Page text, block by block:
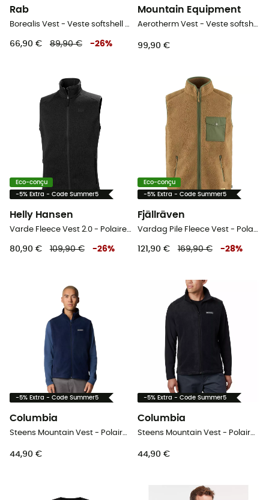
Rab
Borealis Vest - Veste softshell sans manches homme
66,90 € 89,90 € -26%
Mountain Equipment
Aerotherm Vest - Veste softshell sans manches homme
99,90 €
Eco-conçu
-5% Extra - Code Summer5
Helly Hansen
Varde Fleece Vest 2.0 - Polaire sans manches homme
80,90 € 109,90 € -26%
Eco-conçu
-5% Extra - Code Summer5
Fjällräven
Vardag Pile Fleece Vest - Polaire sans manches homme
121,90 € 169,90 € -28%
-5% Extra - Code Summer5
Columbia
Steens Mountain Vest - Polaire sans manches homme
44,90 €
-5% Extra - Code Summer5
Columbia
Steens Mountain Vest - Polaire sans manches homme
44,90 €